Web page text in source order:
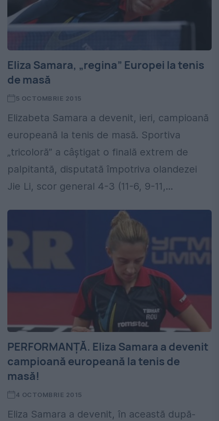
Eliza Samara, „regina” Europei la tenis
de masă
5 OCTOMBRIE 2015
Elizabeta Samara a devenit, ieri, campioană
europeană la tenis de masă. Sportiva
„tricoloră” a câștigat o finală extrem de
palpitantă, disputată împotriva olandezei
Jie Li, scor general 4-3 (11-6, 9-11,...
PERFORMANȚĂ. Eliza Samara a devenit
campioană europeană la tenis de
masă!
4 OCTOMBRIE 2015
Eliza Samara a devenit, în această după-